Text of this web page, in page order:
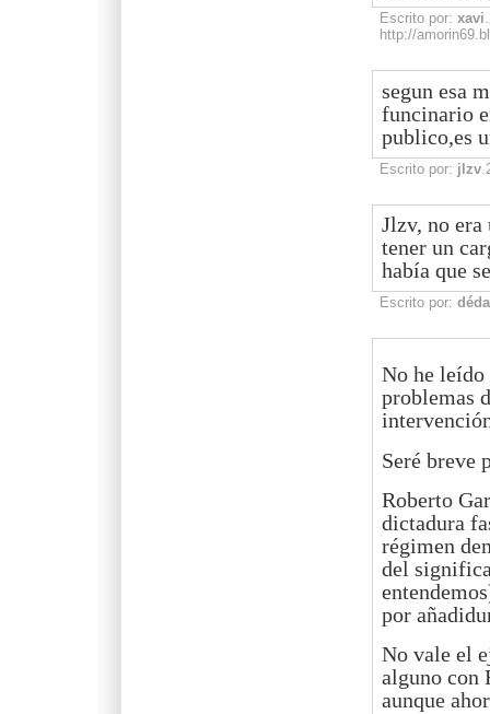
Escrito por: xavi
http://
segun esa
funcinario
publico,es
Escrito por: jlzv
Jlzv, no
tener un
había que
Escrito por:
No he leído
problemas
Seré breve
Roberto
dictadura
régimen
del
por
No vale el
alguno con
aunque